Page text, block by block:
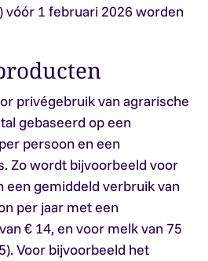
vóór 1 februari 2026 worden
privégebruik van agrarische
gebaseerd op een
persoon en een
Zo wordt bijvoorbeeld voor
een gemiddeld verbruik van
per jaar met een
€ 14, en voor melk van 75
Voor bijvoorbeeld het